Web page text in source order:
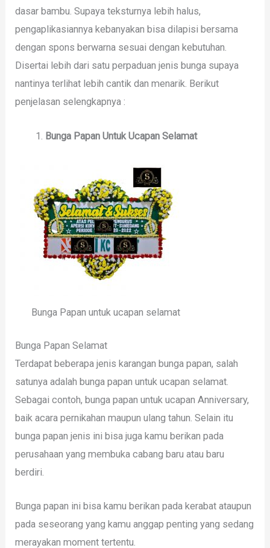
dasar bambu. Supaya teksturnya lebih halus,
pengaplikasiannya kebanyakan bisa dilapisi bersama
dengan spons berwarna sesuai dengan kebutuhan.
Disertai lebih dari satu perpaduan jenis bunga supaya
nantinya terlihat lebih cantik dan menarik. Berikut
penjelasan selengkapnya :
Bunga Papan Untuk Ucapan Selamat
Bunga Papan untuk ucapan selamat
Bunga Papan Selamat
Terdapat beberapa jenis karangan bunga papan, salah
satunya adalah bunga papan untuk ucapan selamat.
Sebagai contoh, bunga papan untuk ucapan Anniversary,
baik acara pernikahan maupun ulang tahun. Selain itu
bunga papan jenis ini bisa juga kamu berikan pada
perusahaan yang membuka cabang baru atau baru
berdiri.
Bunga papan ini bisa kamu berikan pada kerabat ataupun
pada seseorang yang kamu anggap penting yang sedang
merayakan moment tertentu.